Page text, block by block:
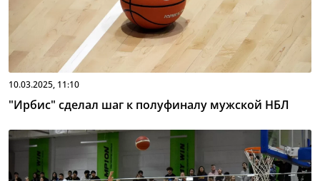
10.03.2025, 11:10
"Ирбис" сделал шаг к полуфиналу мужской НБЛ